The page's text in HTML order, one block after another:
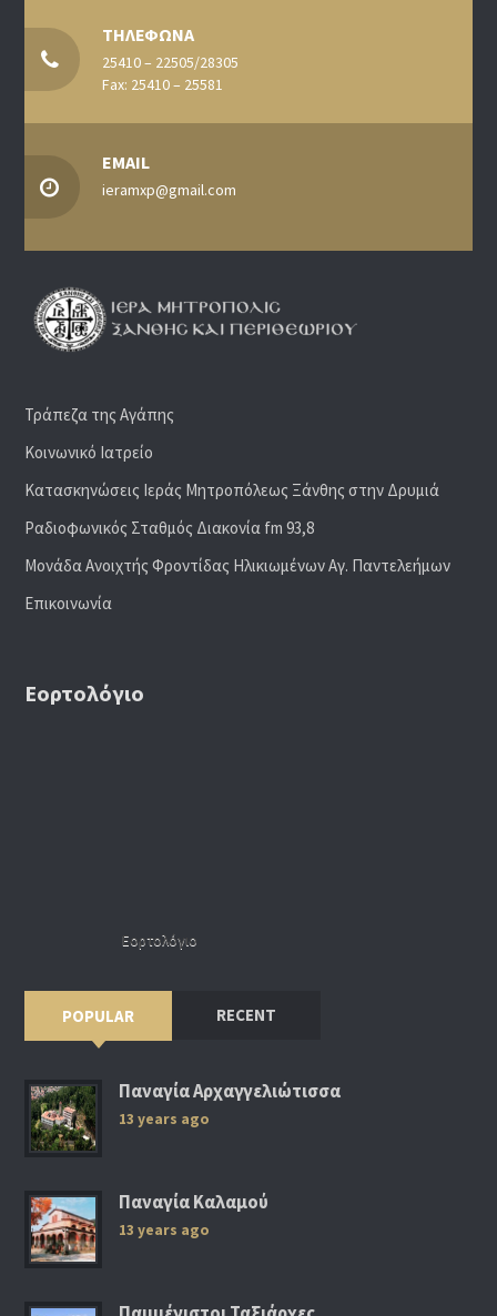
ΤΗΛΕΦΩΝΑ
25410 – 22505/28305
Fax: 25410 – 25581
EMAIL
ieramxp@gmail.com
Τράπεζα της Αγάπης
Κοινωνικό Ιατρείο
Κατασκηνώσεις Ιεράς Μητροπόλεως Ξάνθης στην Δρυμιά
Ραδιoφωνικός Σταθμός Διακονία fm 93,8
Μονάδα Ανοιχτής Φροντίδας Ηλικιωμένων Αγ. Παντελεήμων
Επικοινωνία
Εορτολόγιο
Εορτολόγιο
POPULAR RECENT
Παναγία Αρχαγγελιώτισσα
13 years ago
Παναγία Καλαμού
13 years ago